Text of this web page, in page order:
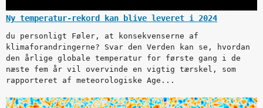
Ny temperatur-rekord kan blive leveret i 2024
du personligt Føler, at konsekvenserne af
klimaforandringerne? Svar den Verden kan se, hvordan
den årlige globale temperatur for første gang i de
næste fem år vil overvinde en vigtig tærskel, som
rapporteret af meteorologiske Age...